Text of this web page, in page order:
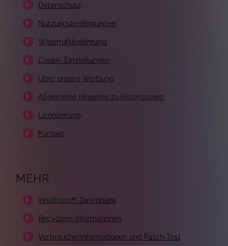
Datenschutz
Nutzungsbedingungen
Widerrufsbelehrung
Cookie-Einstellungen
Über unsere Werbung
Allgemeine Hinweise zu Rezensionen
Lizenzierung
Kontakt
MEHR
Inhaltsstoff-Datenbank
Recycling-Informationen
Verbraucherinformationen und Patch-Test